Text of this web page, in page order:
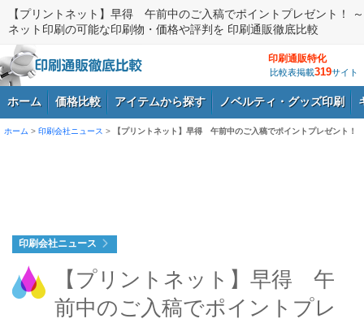
【プリントネット】早得 午前中のご入稿でポイントプレゼント！ ～
ネット印刷の可能な印刷物・価格や評判を 印刷通販徹底比較
印刷通販特化
比較表掲載319サイト
ホーム 価格比較 アイテムから探す ノベルティ・グッズ印刷
ホーム > 印刷会社ニュース > 【プリントネット】早得 午前中のご入稿でポイントプレゼント！
印刷会社ニュース
【プリントネット】早得 午
前中のご入稿でポイントプレ